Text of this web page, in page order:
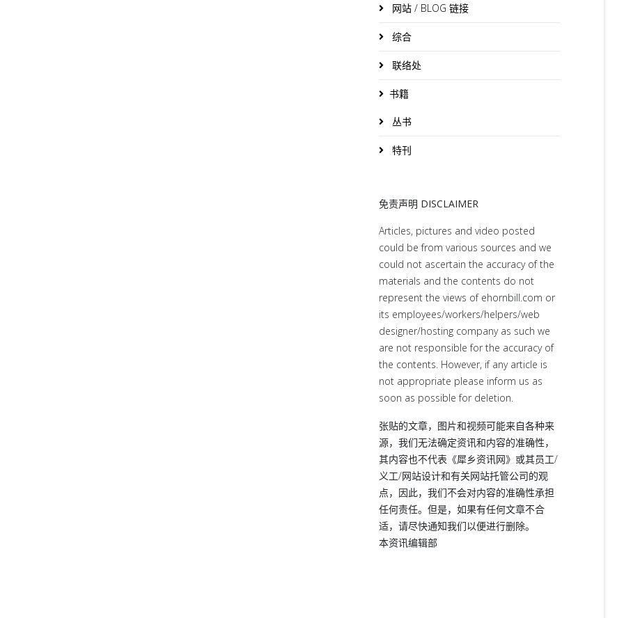
网站 / BLOG 链接
综合
联络处
书籍
丛书
特刊
免责声明 DISCLAIMER
Articles, pictures and video posted
could be from various sources and we
could not ascertain the accuracy of the
materials and the contents do not
represent the views of ehornbill.com or
its employees/workers/helpers/web
designer/hosting company as such we
are not responsible for the accuracy of
the contents. However, if any article is
not appropriate please inform us as
soon as possible for deletion.
张贴的文章，图片和视频可能来自各种来
源，我们无法确定资讯和内容的准确性，
其内容也不代表《犀乡资讯网》或其员工/
义工/网站设计和有关网站托管公司的观
点，因此，我们不会对内容的准确性承担
任何责任。但是，如果有任何文章不合
适，请尽快通知我们以便进行删除。
本资讯编辑部